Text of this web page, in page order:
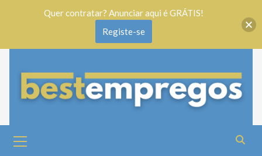
Quer contratar? Anunciar aqui é GRÁTIS!
Registe-se